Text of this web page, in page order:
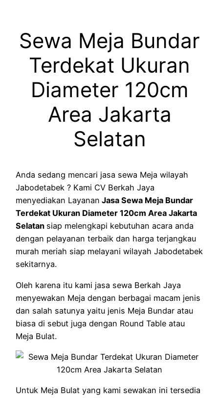
Sewa Meja Bundar
Terdekat Ukuran
Diameter 120cm
Area Jakarta
Selatan
Anda sedang mencari jasa sewa Meja wilayah
Jabodetabek ? Kami CV Berkah Jaya
menyediakan Layanan Jasa Sewa Meja Bundar
Terdekat Ukuran Diameter 120cm Area Jakarta
Selatan siap melengkapi kebutuhan acara anda
dengan pelayanan terbaik dan harga terjangkau
murah meriah siap melayani wilayah Jabodetabek
sekitarnya.
Oleh karena itu kami jasa sewa Berkah Jaya
menyewakan Meja dengan berbagai macam jenis
dan salah satunya yaitu jenis Meja Bundar atau
biasa di sebut juga dengan Round Table atau
Meja Bulat.
Untuk Meja Bulat yang kami sewakan ini tersedia